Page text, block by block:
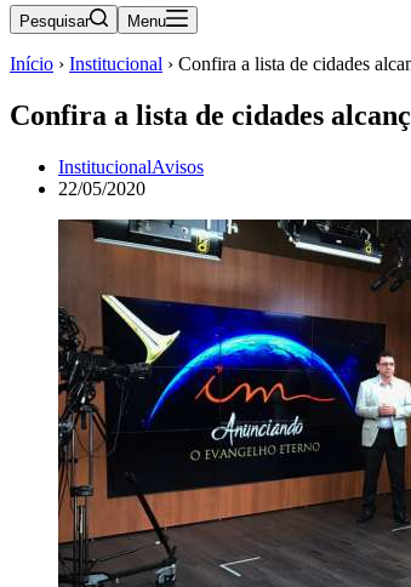
Pesquisar Menu
Início › Institucional › Confira a lista de cidades
Confira a lista de cidades
InstitucionalAvisos
22/05/2020